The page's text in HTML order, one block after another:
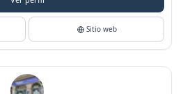
Sitio web